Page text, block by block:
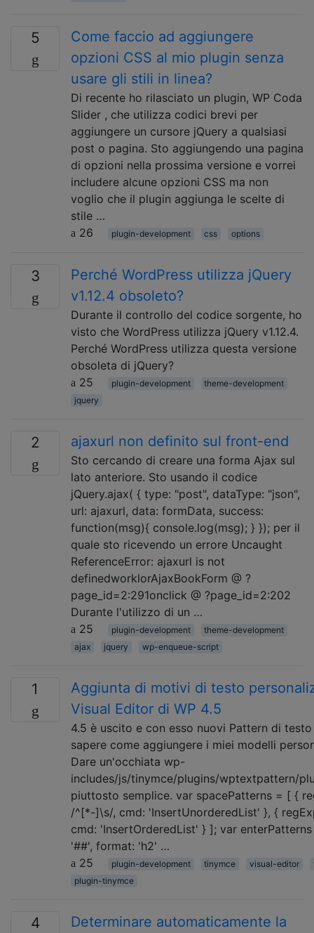
5
Come faccio ad aggiungere
opzioni CSS al mio plugin senza
usare gli stili in linea?
Di recente ho rilasciato un plugin, WP Coda
Slider , che utilizza codici brevi per
aggiungere un cursore jQuery a qualsiasi
post o pagina. Sto aggiungendo una pagina
di opzioni nella prossima versione e vorrei
includere alcune opzioni CSS ma non
voglio che il plugin aggiunga le scelte di
stile …
26
plugin-development css options
3
Perché WordPress utilizza jQuery
v1.12.4 obsoleto?
Durante il controllo del codice sorgente, ho
visto che WordPress utilizza jQuery v1.12.4.
Perché WordPress utilizza questa versione
obsoleta di jQuery?
25
plugin-development
theme-development
jquery
2 ajaxurl non definito sul front-end
Sto cercando di creare una forma Ajax sul
lato anteriore. Sto usando il codice
jQuery.ajax( { type: "post", dataType: "json",
url: ajaxurl, data: formData, success:
function(msg){ console.log(msg); } }); per il
quale sto ricevendo un errore Uncaught
ReferenceError: ajaxurl is not
definedworklorAjaxBookForm @ ?
page_id=2:291onclick @ ?page_id=2:202
Durante l'utilizzo di un …
25
plugin-development
theme-development
ajax
jquery wp-enqueue-script
1
Aggiunta di motivi di testo
Visual Editor di WP 4.5
4.5 è uscito e con esso nuovi Pattern di
sapere come aggiungere i miei modelli
Dare un'occhiata wp-
includes/js/tinymce/plugins/wptextpattern/
piuttosto semplice. var spacePatterns = [ {
/^[*-]\s/, cmd: 'InsertUnorderedList' }, {
cmd: 'InsertOrderedList' } ]; var
'##', format: 'h2' …
25
plugin-development tinymce visual-editor
plugin-tinymce
4
Determinare automaticamente la